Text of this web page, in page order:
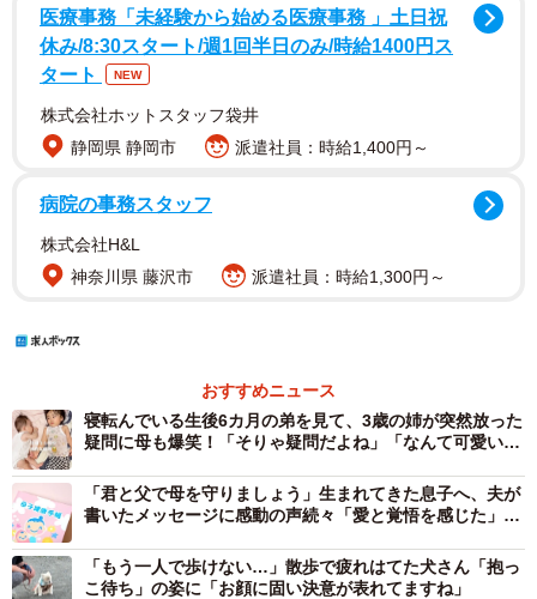
医療事務「未経験から始める医療事務 」土日祝
休み/8:30スタート/週1回半日のみ/時給1400円ス
タート
NEW
株式会社ホットスタッフ袋井
静岡県 静岡市
派遣社員：時給1,400円～
病院の事務スタッフ
株式会社H&L
神奈川県 藤沢市
派遣社員：時給1,300円～
おすすめニュース
寝転んでいる生後6カ月の弟を見て、3歳の姉が突然放った
疑問に母も爆笑！「そりゃ疑問だよね」「なんて可愛い会
「君と父で母を守りましょう」生まれてきた息子へ、夫が
書いたメッセージに感動の声続々「愛と覚悟を感じた」
「もう一人で歩けない…」散歩で疲れはてた犬さん「抱っ
こ待ち」の姿に「お顔に固い決意が表れてますね」